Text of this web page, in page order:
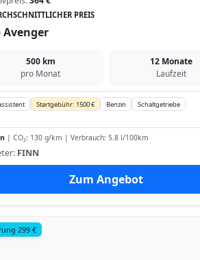
PREIS
Avenger
500 km
pro Monat
12 Monate
Laufzeit
Startgebühr: 1500 € Benzin Schaltgetriebe
| CO₂: 130 g/km | Verbrauch: 5.8 l/100km
FINN
Zum Angebot
299 €